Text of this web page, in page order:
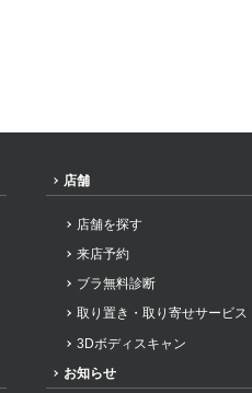
店舗
店舗を探す
来店予約
ブラ無料診断
取り置き・取り寄せサービス
3Dボディスキャン
お知らせ